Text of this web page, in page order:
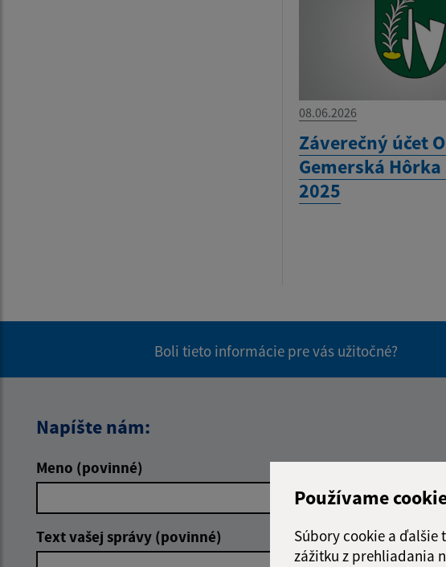
Používame
Súbory cookie a ďalšie
zážitku z prehliadania
08.06.2026
Záverečný účet
Gemerská
2025
Boli tieto informácie pre vás užitočné?
Napíšte nám:
Meno (povinné) E-mailová adresa
Text vašej správy (povinné)